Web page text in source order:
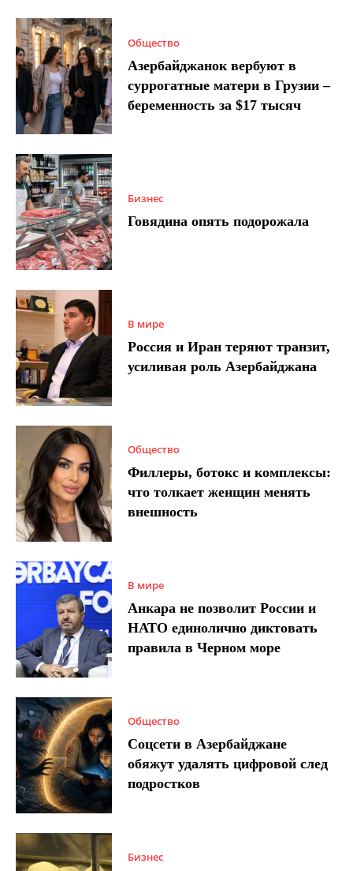
Общество
Азербайджанок вербуют в
суррогатные матери в Грузии –
беременность за $17 тысяч
Бизнес
Говядина опять подорожала
В мире
Россия и Иран теряют транзит,
усиливая роль Азербайджана
Общество
Филлеры, ботокс и комплексы:
что толкает женщин менять
внешность
В мире
Анкара не позволит России и
НАТО единолично диктовать
правила в Черном море
Общество
Соцсети в Азербайджане
обяжут удалять цифровой след
подростков
Бизнес